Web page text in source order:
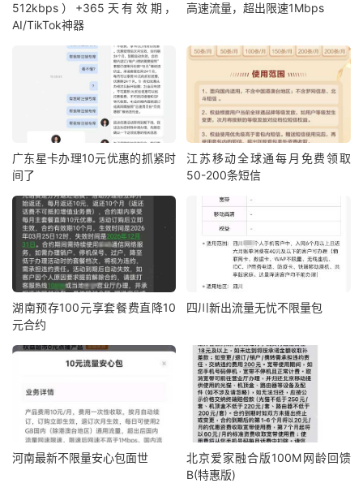
512kbps）+365天有效期，
AI/TikTok神器
高速流量，超出限速1Mbps
广东星卡办理10元优惠的抓紧时
间了
江苏移动全球通每月免费领取
50-200条短信
湖南预存100元享套餐费直降10
元合约
四川新出流量无忧不限量包
河南最新不限量安心包面世
北京爱家融合版100M网龄回馈
B(特惠版)